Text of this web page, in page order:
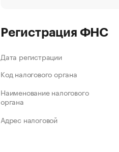
Регистрация ФНС
Дата регистрации
Код налогового органа
Наименование налогового
органа
Адрес налоговой